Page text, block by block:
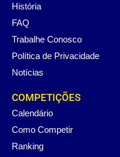
História
FAQ
Trabalhe Conosco
Política de Privacidade
Notícias
COMPETIÇÕES
Calendário
Como Competir
Ranking